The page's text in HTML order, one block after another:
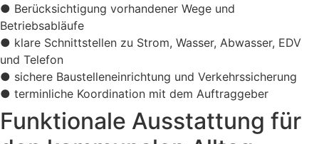
● Berücksichtigung vorhandener Wege und
Betriebsabläufe
● klare Schnittstellen zu Strom, Wasser, Abwasser, EDV
und Telefon
● sichere Baustelleneinrichtung und Verkehrssicherung
● terminliche Koordination mit dem Auftraggeber
Funktionale Ausstattung für